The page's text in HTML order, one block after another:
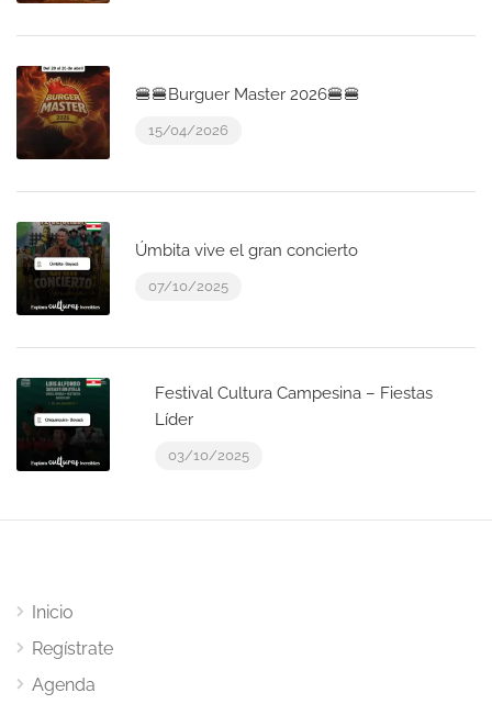
🍔🍔Burguer Master 2026🍔🍔
15/04/2026
Úmbita vive el gran concierto
07/10/2025
Festival Cultura Campesina – Fiestas
Líder
03/10/2025
Inicio
Regístrate
Agenda